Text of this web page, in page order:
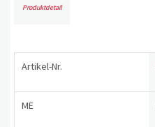
Produktdetail
Artikel-Nr.
ME